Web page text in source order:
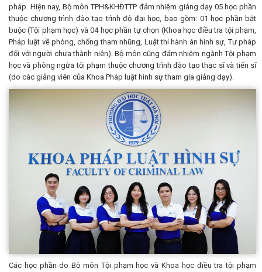
pháp. Hiện nay, Bộ môn TPH&KHĐTTP đảm nhiệm giảng dạy 05 học phần
thuộc chương trình đào tạo trình độ đại học, bao gồm: 01 học phần bắt
buộc (Tội phạm học) và 04 học phần tự chọn (Khoa học điều tra tội phạm,
Pháp luật về phòng, chống tham nhũng, Luật thi hành án hình sự, Tư pháp
đối với người chưa thành niên). Bộ môn cũng đảm nhiệm ngành Tội phạm
học và phòng ngừa tội phạm thuộc chương trình đào tạo thạc sĩ và tiến sĩ
(do các giảng viên của Khoa Pháp luật hình sự tham gia giảng dạy).
Các học phần do Bộ môn Tội phạm học và Khoa học điều tra tội phạm